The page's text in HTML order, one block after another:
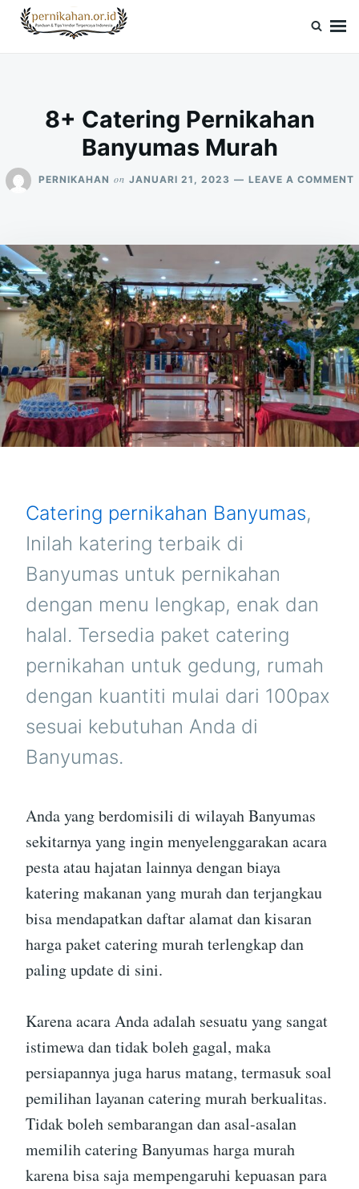
SkipSearch
for:
8+ Catering Pernikahan
Banyumas Murah
PERNIKAHAN on JANUARI 21, 2023 LEAVE A COMMENT
Catering pernikahan Banyumas,
Inilah katering terbaik di
Banyumas untuk pernikahan
dengan menu lengkap, enak dan
halal. Tersedia paket catering
pernikahan untuk gedung, rumah
dengan kuantiti mulai dari 100pax
sesuai kebutuhan Anda di
Banyumas.
Anda yang berdomisili di wilayah Banyumas
sekitarnya yang ingin menyelenggarakan acara
pesta atau hajatan lainnya dengan biaya
katering makanan yang murah dan terjangkau
bisa mendapatkan daftar alamat dan kisaran
harga paket catering murah terlengkap dan
paling update di sini.
Karena acara Anda adalah sesuatu yang sangat
istimewa dan tidak boleh gagal, maka
persiapannya juga harus matang, termasuk soal
pemilihan layanan catering murah berkualitas.
Tidak boleh sembarangan dan asal-asalan
memilih catering Banyumas harga murah
karena bisa saja mempengaruhi kepuasan para